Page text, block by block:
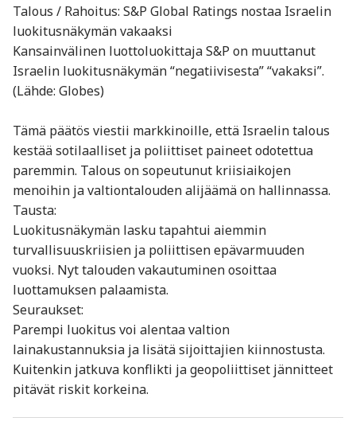
Talous / Rahoitus: S&P Global Ratings nostaa Israelin
luokitusnäkymän vakaaksi
Kansainvälinen luottoluokittaja S&P on muuttanut
Israelin luokitusnäkymän “negatiivisesta” “vakaksi”.
(Lähde: Globes)
Tämä päätös viestii markkinoille, että Israelin talous
kestää sotilaalliset ja poliittiset paineet odotettua
paremmin. Talous on sopeutunut kriisiaikojen
menoihin ja valtiontalouden alijäämä on hallinnassa.
Tausta:
Luokitusnäkymän lasku tapahtui aiemmin
turvallisuuskriisien ja poliittisen epävarmuuden
vuoksi. Nyt talouden vakautuminen osoittaa
luottamuksen palaamista.
Seuraukset:
Parempi luokitus voi alentaa valtion
lainakustannuksia ja lisätä sijoittajien kiinnostusta.
Kuitenkin jatkuva konflikti ja geopoliittiset jännitteet
pitävät riskit korkeina.